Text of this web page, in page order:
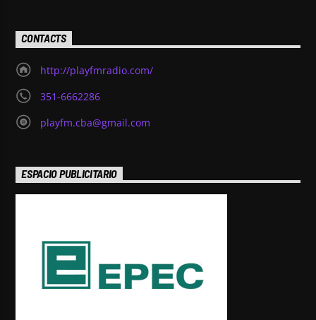
CONTACTS
http://playfmradio.com/
351-6662286
playfm.cba@gmail.com
ESPACIO PUBLICITARIO